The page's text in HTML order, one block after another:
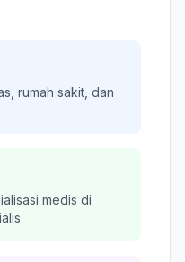
rumah sakit, dan
medis di